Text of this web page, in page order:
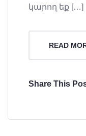
կարող եք […]
READ
Share This